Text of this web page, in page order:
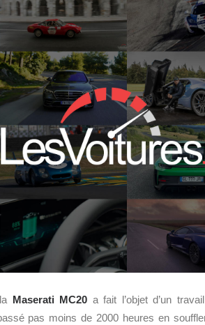
Maserati MC20 a fait l’objet d’un
pas moins de 2000 heures en